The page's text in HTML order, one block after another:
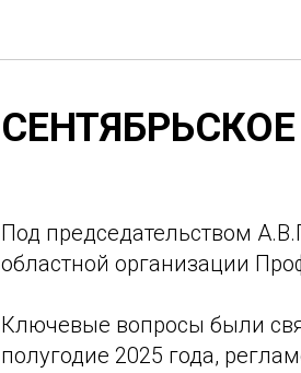
Под председательством
областной организации
Ключевые вопросы были
полугодие 2025 года,